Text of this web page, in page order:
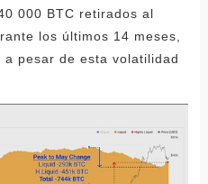
000 BTC retirados al
los últimos 14 meses,
pesar de esta volatilidad